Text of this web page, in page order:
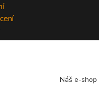
Náš e-